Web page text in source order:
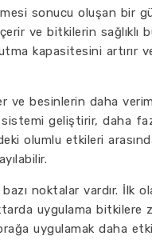
sonucu oluşan bir
ve bitkilerin sağlıklı
kapasitesini artırır
ve besinlerin daha
sistemi geliştirir, daha
olumlu etkileri
noktalar vardır. İlk
uygulama bitkilere
uygulamak daha